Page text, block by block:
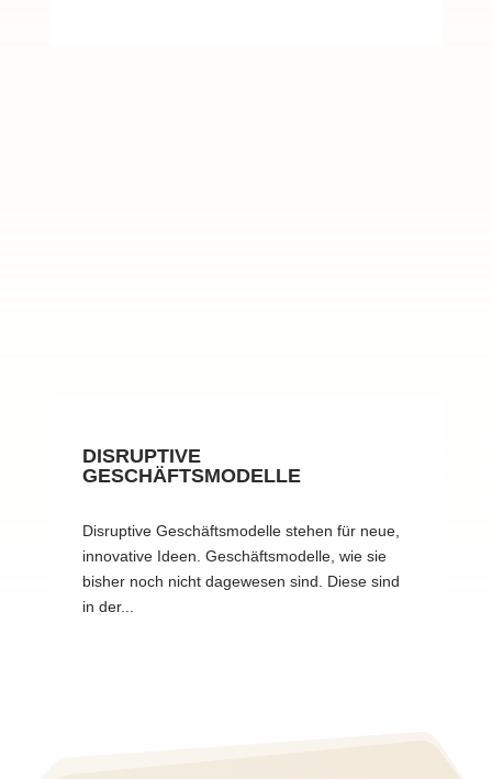
DISRUPTIVE
GESCHÄFTSMODELLE
Disruptive Geschäftsmodelle stehen für neue,
innovative Ideen. Geschäftsmodelle, wie sie
bisher noch nicht dagewesen sind. Diese sind
in der...